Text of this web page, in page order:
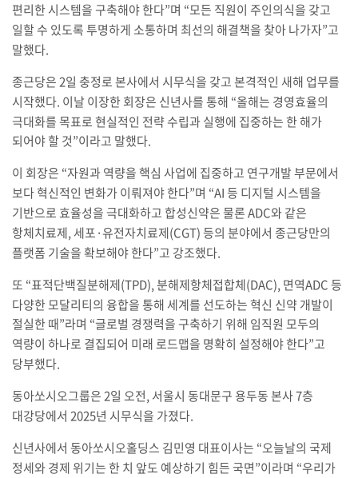
편리한 시스템을 구축해야 한다”며 “모든 직원이 주인의식을 갖고
일할 수 있도록 투명하게 소통하며 최선의 해결책을 찾아 나가자”고
말했다.
종근당은2일 충정로 본사에서 시무식을 갖고 본격적인 새해 업무를
시작했다. 이날 이장한 회장은 신년사를 통해 “올해는 경영효율의
극대화를 목표로 현실적인 전략 수립과 실행에 집중하는 한 해가
되어야 할 것”이라고 말했다.
이 회장은 “자원과 역량을 핵심 사업에 집중하고 연구개발 부문에서
보다 혁신적인 변화가 이뤄져야 한다”며 “AI등 디지털 시스템을
기반으로 효율성을 극대화하고 합성신약은 물론ADC와 같은
항체치료제, 세포·유전자치료제(CGT)등의 분야에서 종근당만의
플랫폼 기술을 확보해야 한다”고 강조했다.
또 “표적단백질분해제(TPD),분해제항체접합체(DAC), 면역ADC등
다양한 모달리티의 융합을 통해 세계를 선도하는 혁신 신약 개발이
절실한 때”라며 “글로벌 경쟁력을 구축하기 위해 임직원 모두의
역량이 하나로 결집되어 미래 로드맵을 명확히 설정해야 한다”고
당부했다.
동아쏘시오그룹은2일 오전, 서울시 동대문구 용두동 본사7층
대강당에서 2025년 시무식을 가졌다.
신년사에서 동아쏘시오홀딩스 김민영 대표이사는 “오늘날의 국제
정세와 경제 위기는 한 치 앞도 예상하기 힘든 국면”이라며 “우리가